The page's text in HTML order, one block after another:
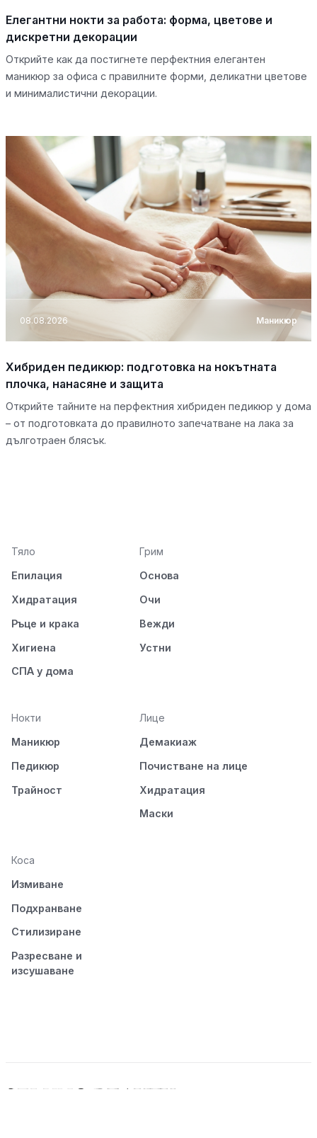
Елегантни нокти за работа: форма, цветове и
дискретни декорации
Открийте как да постигнете перфектния елегантен
маникюр за офиса с правилните форми, деликатни цветове
и минималистични декорации.
08.08.2026 Маникюр
Хибриден педикюр: подготовка на нокътната
плочка, нанасяне и защита
Открийте тайните на перфектния хибриден педикюр у дома
– от подготовката до правилното запечатване на лака за
дълготраен блясък.
Тяло
Епилация
Хидратация
Ръце и крака
Хигиена
СПА у дома
Грим
Основа
Очи
Вежди
Устни
Нокти
Маникюр
Педикюр
Трайност
Лице
Демакиаж
Почистване на лице
Хидратация
Маски
Коса
Измиване
Подхранване
Стилизиране
Разресване и
изсушаване